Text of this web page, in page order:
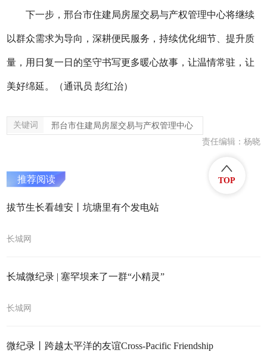
下一步 ，邢台市住建局房屋交易与产权管理中心将继续
以群众需求为导向，深耕便民服务，持续优化细节、提升质
量，用日复一日的坚守书写更多暖心故事，让温情常驻，让
美好绵延。 （通讯员 彭红治）
关键词 邢台市住建局房屋交易与产权管理中心
责任编辑：杨晓
推荐阅读
拔节生长看雄安丨坑塘里有个发电站
长城网
长城微纪录 | 塞罕坝来了一群“小精灵”
长城网
微纪录丨跨越太平洋的友谊Cross-Pacific Friendship
TOP